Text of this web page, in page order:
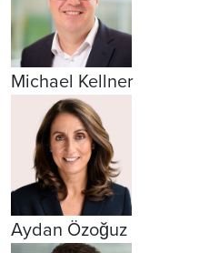
Michael Kellner
Aydan Özoğuz